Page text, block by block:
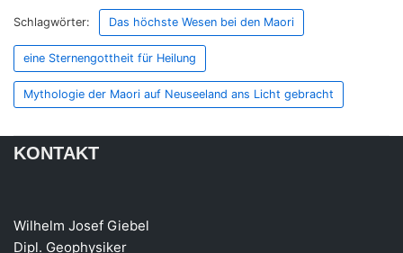
Schlagwörter: Das höchste Wesen bei den Maori
eine Sternengottheit für Heilung
Mythologie der Maori auf Neuseeland ans Licht gebracht
KONTAKT
Wilhelm Josef Giebel
Dipl. Geophysiker